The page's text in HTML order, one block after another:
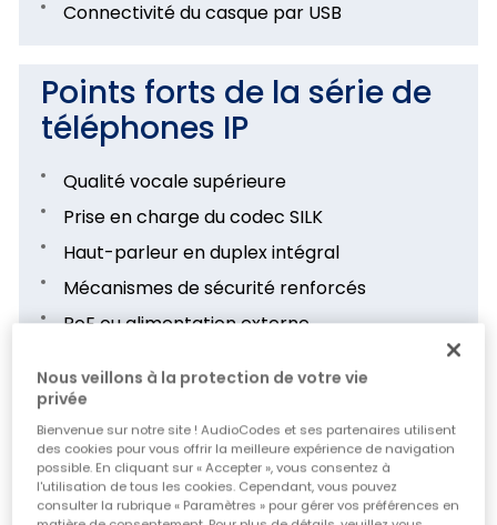
Connectivité du casque par USB
Points forts de la série de
téléphones IP
Qualité vocale supérieure
Prise en charge du codec SILK
Haut-parleur en duplex intégral
Mécanismes de sécurité renforcés
PoE ou alimentation externe
globale prêt à l'emploi
Interface utilisateur multilingue
Gestion centralisée via AudioCodes Device
Manager, une solution disponible dans le
cloud
Nous veillons à la protection de votre vie
privée
Bienvenue sur notre site ! AudioCodes et ses partenaires utilisent
des cookies pour vous offrir la meilleure expérience de navigation
possible. En cliquant sur « Accepter », vous consentez à
l'utilisation de tous les cookies. Cependant, vous pouvez
consulter la rubrique « Paramètres » pour gérer vos préférences en